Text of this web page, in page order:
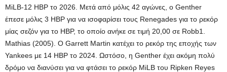
MiLB-12 HBP το 2026. Μετά από μόλις 42 αγώνες, ο Genther
έπεσε μόλις 3 HBP για να ισοφαρίσει τους Renegades για το ρεκόρ
μίας σεζόν για το HBP, το οποίο ανήκε σε τιμή 20,00 σε Robb1.
Mathias (2005). Ο Garrett Martin κατέχει το ρεκόρ της εποχής των
Yankees με 14 HBP το 2024. Ωστόσο, η Genther έχει ακόμη πολύ
δρόμο να διανύσει για να φτάσει το ρεκόρ MiLB του Ripken Reyes